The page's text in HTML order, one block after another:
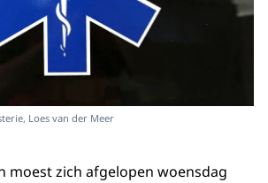
Loes van der Meer
moest zich afgelopen woensdag